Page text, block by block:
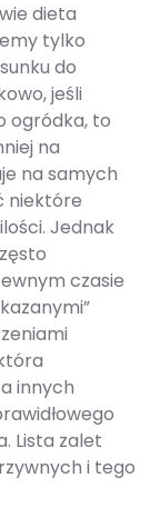
dieta
tylko
do
jeśli
ogródka, to
na
na samych
niektóre
Jednak
czasie
innych
Lista zalet
i tego